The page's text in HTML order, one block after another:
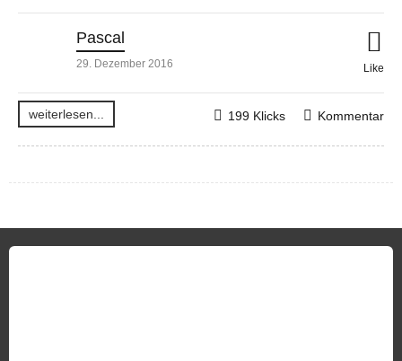
Pascal
29. Dezember 2016 Like
weiterlesen... Kommentar
199 Klicks